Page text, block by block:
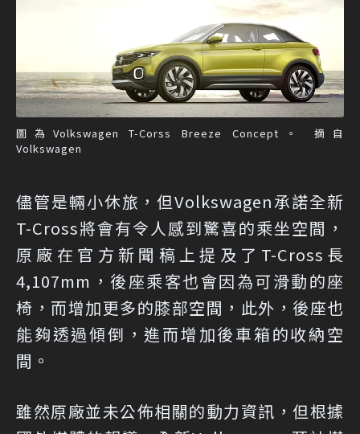
圖為Volkswagen T-Corss Breeze Concept。 摘自
Volkswagen
儘管是輛小休旅，但Volkswagen承諾全新
T-Cross將會有令人感到驚喜的乘坐空間，
原廠在官方新聞稿上提及了T-Cross長
4,107mm，後座乘客也會因為可滑動的座
椅，而增加更多的膝部空間，此外，後座也
能夠透過傾倒，進而增加後車箱的收納空
間。
雖然原廠並未公佈相關的動力資訊，但根據